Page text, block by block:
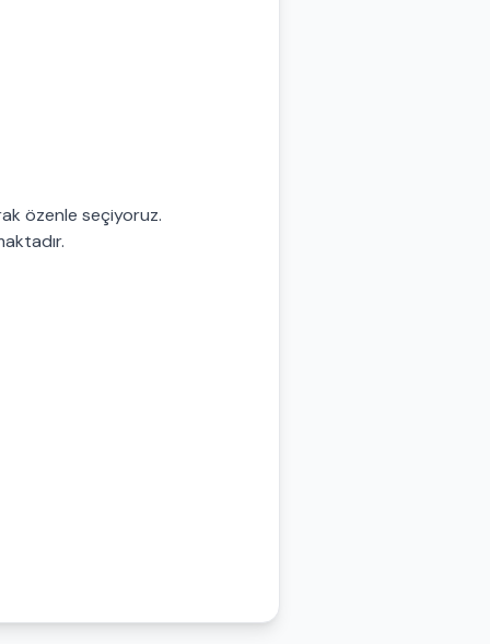
özenle seçiyoruz.